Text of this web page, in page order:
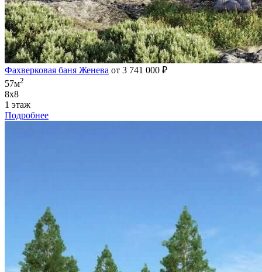
Фахверковая баня Женева от 3 741 000 ₽
57м2
8х8
1 этаж
Подробнее